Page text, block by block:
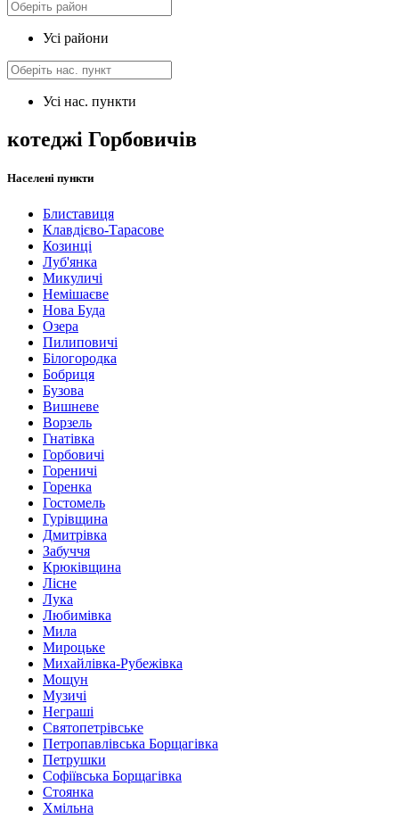
Усі райони
Усі нас. пункти
котеджі Горбовичів
Населені пункти
Блиставиця
Клавдієво-Тарасове
Козинці
Луб'янка
Микуличі
Немішаєве
Нова Буда
Озера
Пилиповичі
Білогородка
Бобриця
Бузова
Вишневе
Ворзель
Гнатівка
Горбовичі
Гореничі
Горенка
Гостомель
Гурівщина
Дмитрівка
Забуччя
Крюківщина
Лісне
Лука
Любимівка
Мила
Мироцьке
Михайлівка-Рубежівка
Мощун
Музичі
Неграші
Святопетрівське
Петропавлівська Борщагівка
Петрушки
Софіївська Борщагівка
Стоянка
Хмільна